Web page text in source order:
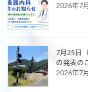
2026年7
7月25日
の発表の
2026年7